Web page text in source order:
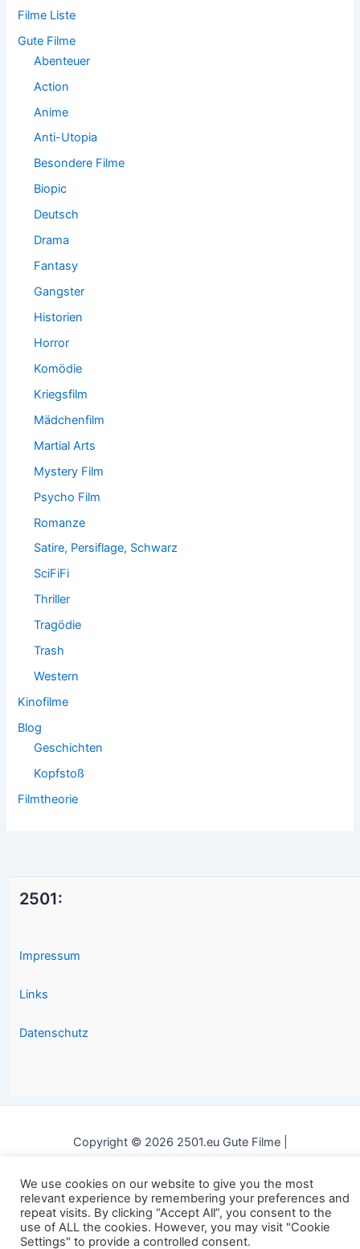
c
h
Filme Liste
Gute Filme
Abenteuer
Action
Anime
Anti-Utopia
Besondere Filme
Biopic
Deutsch
Drama
Fantasy
Gangster
Historien
Horror
Komödie
Kriegsfilm
Mädchenfilm
Martial Arts
Mystery Film
Psycho Film
Romanze
Satire, Persiflage, Schwarz
SciFiFi
Thriller
Tragödie
Trash
Western
Kinofilme
Blog
Geschichten
Kopfstoß
Filmtheorie
2501:
Impressum
Links
Datenschutz
Copyright © 2026 2501.eu Gute Filme |
We use cookies on our website to give you the most
relevant experience by remembering your preferences and
repeat visits. By clicking “Accept All”, you consent to the
use of ALL the cookies. However, you may visit "Cookie
Settings" to provide a controlled consent.